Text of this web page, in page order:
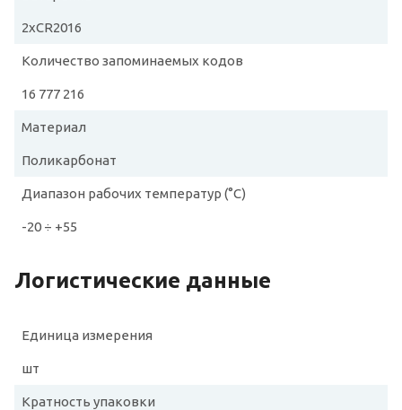
2хCR2016
Количество запоминаемых кодов
16 777 216
Материал
Поликарбонат
Диапазон рабочих температур (°C)
-20 ÷ +55
Логистические данные
Единица измерения
шт
Кратность упаковки